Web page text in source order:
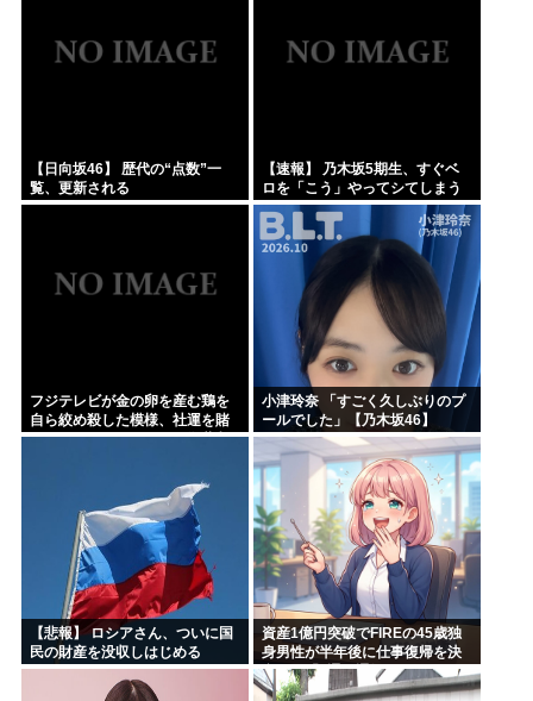
【日向坂46】 歴代の“点数”一
覧、更新される
【速報】 乃木坂5期生、すぐベ
ロを「こう」やってシてしまう
ｗｗｗｗｗｗ
フジテレビが金の卵を産む鶏を
自ら絞め殺した模様、社運を賭
けたドル箱コンテンツが御蔵入
小津玲奈 「すごく久しぶりのプ
ールでした」【乃木坂46】
【悲報】 ロシアさん、ついに国
民の財産を没収しはじめる
資産1億円突破でFIREの45歳独
身男性が半年後に仕事復帰を決
意した「1通の通知」